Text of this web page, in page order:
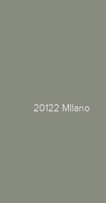
MIlano